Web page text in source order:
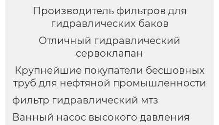
Производитель фильтров для
гидравлических баков
Отличный гидравлический
сервоклапан
Крупнейшие покупатели бесшовных
труб для нефтяной промышленности
фильтр гидравлический мтз
Ванный насос высокого давления